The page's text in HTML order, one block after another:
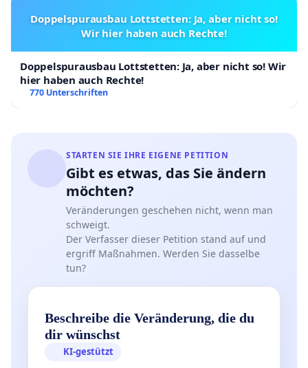
Doppelspurausbau Lottstetten: Ja, aber nicht so!
Wir hier haben auch Rechte!
Doppelspurausbau Lottstetten: Ja, aber nicht so! Wir
hier haben auch Rechte!
770 Unterschriften
STARTEN SIE IHRE EIGENE PETITION
Gibt es etwas, das Sie ändern
möchten?
Veränderungen geschehen nicht, wenn man
schweigt.
Der Verfasser dieser Petition stand auf und
ergriff Maßnahmen. Werden Sie dasselbe
tun?
Beschreibe die Veränderung, die du
dir wünschst
KI-gestützt